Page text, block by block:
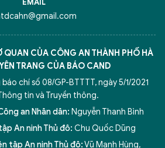
QUAN CỦA CÔNG AN THÀNH PHỐ HÀ
TRANG CỦA BÁO CAND
chí số 08/GP-BTTTT, ngày 5/1/2021
tin và Truyền thông.
an Nhân dân: Nguyễn Thanh Bình
An ninh Thủ đô: Chu Quốc Dũng
tập An ninh Thủ đô:Vũ Mạnh Hùng,